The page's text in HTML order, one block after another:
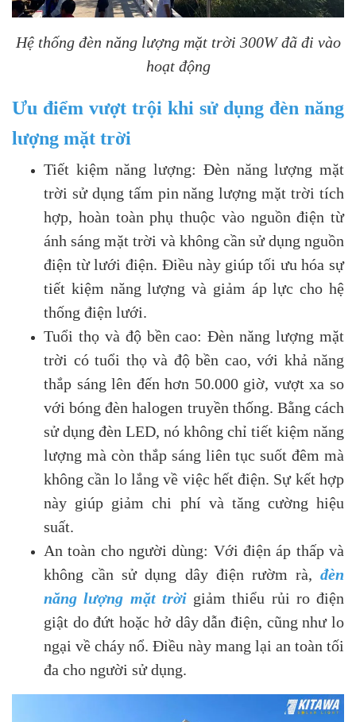
Hệ thống đèn năng lượng mặt trời 300W đã đi vào
hoạt động
Ưu điểm vượt trội khi sử dụng đèn năng
lượng mặt trời
Tiết kiệm năng lượng: Đèn năng lượng mặt
trời sử dụng tấm pin năng lượng mặt trời tích
hợp, hoàn toàn phụ thuộc vào nguồn điện từ
ánh sáng mặt trời và không cần sử dụng nguồn
điện từ lưới điện. Điều này giúp tối ưu hóa sự
tiết kiệm năng lượng và giảm áp lực cho hệ
thống điện lưới.
Tuổi thọ và độ bền cao: Đèn năng lượng mặt
trời có tuổi thọ và độ bền cao, với khả năng
thắp sáng lên đến hơn 50.000 giờ, vượt xa so
với bóng đèn halogen truyền thống. Bằng cách
sử dụng đèn LED, nó không chỉ tiết kiệm năng
lượng mà còn thắp sáng liên tục suốt đêm mà
không cần lo lắng về việc hết điện. Sự kết hợp
này giúp giảm chi phí và tăng cường hiệu
suất.
An toàn cho người dùng: Với điện áp thấp và
không cần sử dụng dây điện rườm rà, đèn
năng lượng mặt trờigiảm thiểu rủi ro điện
giật do đứt hoặc hở dây dẫn điện, cũng như lo
ngại về cháy nổ. Điều này mang lại an toàn tối
đa cho người sử dụng.